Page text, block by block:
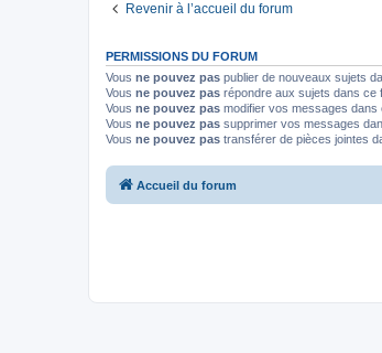
Revenir à l’accueil du forum
PERMISSIONS DU FORUM
Vous ne pouvez pas publier de nouveaux sujets
Vous ne pouvez pas répondre aux sujets dans ce
Vous ne pouvez pas modifier vos messages dans
Vous ne pouvez pas supprimer vos messages
Vous ne pouvez pas transférer de pièces jointes
Accueil du forum